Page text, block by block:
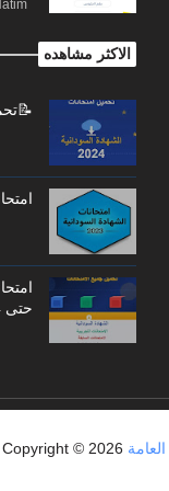
الاكثر مشاهده
حتى 2024
Copyright © 2026